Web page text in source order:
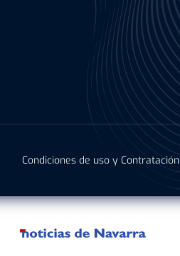
Condiciones de uso y Contratación